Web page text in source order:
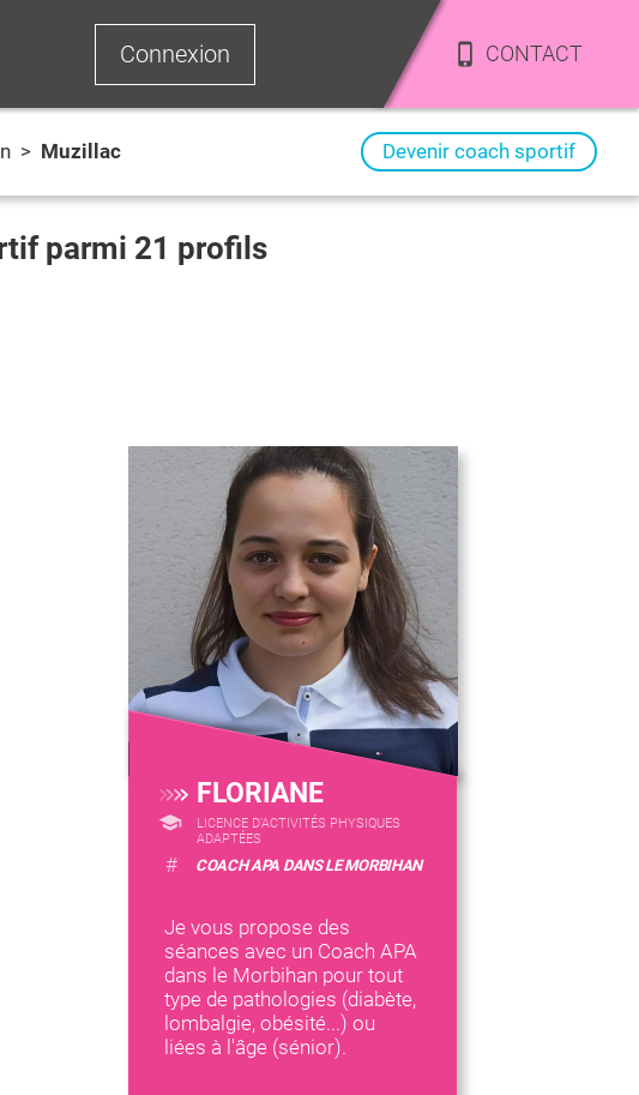
Connexion CONTACT
> Muzillac Devenir coach sportif
parmi 21 profils
FLORIANE
LICENCE D’ACTIVITÉS PHYSIQUES
ADAPTÉES
# COACH APA DANS LE MORBIHAN
Je vous propose des
séances avec un Coach APA
dans le Morbihan pour tout
type de pathologies (diabète,
lombalgie, obésité...) ou
liées à l'âge (sénior).